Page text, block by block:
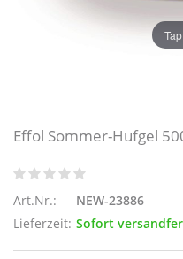
Effol Sommer-Hufgel
Art.Nr.:
NEW-23886
Lieferzeit: Sofort